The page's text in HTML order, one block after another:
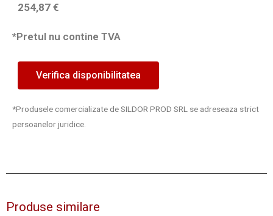
254,87 €
*Pretul nu contine TVA
Verifica disponibilitatea
*Produsele comercializate de SILDOR PROD SRL se adreseaza strict
persoanelor juridice.
Produse similare